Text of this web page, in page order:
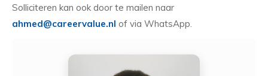
Solliciteren kan ook door te mailen naar
ahmed@careervalue.nl of via WhatsApp.